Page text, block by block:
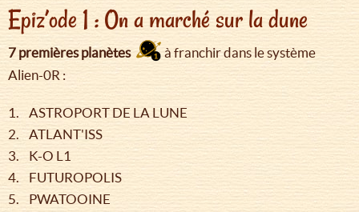
Epiz’ode 1 : On a marché sur la dune
7 premières planètes
à franchir dans le système
Alien-0R :
1. ASTROPORT DE LA LUNE
2. ATLANT'ISS
3. K-O L1
4. FUTUROPOLIS
5. PWATOOINE